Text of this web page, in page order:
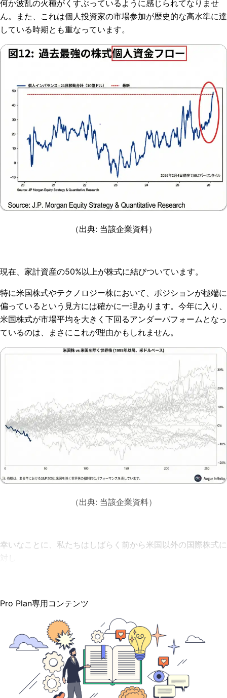
何か波乱の火種がくすぶっているように感じられてなりませ
ん。また、これは個人投資家の市場参加が歴史的な高水準に達
している時期とも重なっています。
（出典: 当該企業資料）
現在、家計資産の50%以上が株式に結びついています。
特に米国株式やテクノロジー株において、ポジションが極端に
偏っているという見方には確かに一理あります。今年に入り、
米国株式が市場平均を大きく下回るアンダーパフォームとなっ
ているのは、まさにこれが理由かもしれません。
（出典: 当該企業資料）
幸いなことに、私たちはしばらく前から米国以外の国際株式に
Pro Plan専用コンテンツ